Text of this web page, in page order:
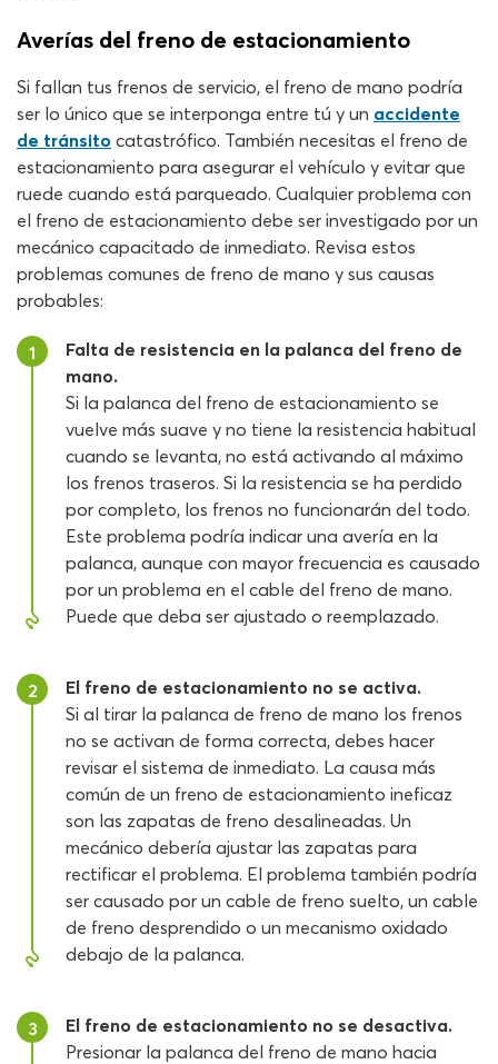
Averías del freno de estacionamiento
Si fallan tus frenos de servicio, el freno de mano podría
ser lo único que se interponga entre tú y un accidente
de tránsito catastrófico. También necesitas el freno de
estacionamiento para asegurar el vehículo y evitar que
ruede cuando está parqueado. Cualquier problema con
el freno de estacionamiento debe ser investigado por un
mecánico capacitado de inmediato. Revisa estos
problemas comunes de freno de mano y sus causas
probables:
1
Falta de resistencia en la palanca del freno de
mano.
Si la palanca del freno de estacionamiento se
vuelve más suave y no tiene la resistencia habitual
cuando se levanta, no está activando al máximo
los frenos traseros. Si la resistencia se ha perdido
por completo, los frenos no funcionarán del todo.
Este problema podría indicar una avería en la
palanca, aunque con mayor frecuencia es causado
por un problema en el cable del freno de mano.
Puede que deba ser ajustado o reemplazado.
2
El freno de estacionamiento no se activa.
Si al tirar la palanca de freno de mano los frenos
no se activan de forma correcta, debes hacer
revisar el sistema de inmediato. La causa más
común de un freno de estacionamiento ineficaz
son las zapatas de freno desalineadas. Un
mecánico debería ajustar las zapatas para
rectificar el problema. El problema también podría
ser causado por un cable de freno suelto, un cable
de freno desprendido o un mecanismo oxidado
debajo de la palanca.
3
El freno de estacionamiento no se desactiva.
Presionar la palanca del freno de mano hacia